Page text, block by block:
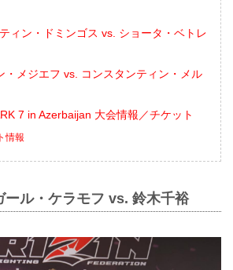
ィン・ドミンゴス vs. ショータ・ベトレ
・メジエフ vs. コンスタンティン・メル
7 in Azerbaijan 大会情報／チケット
情報
ール・ケラモフ vs. 鈴木千裕